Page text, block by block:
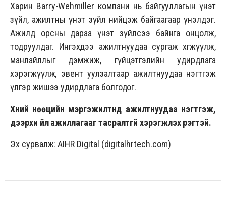
Харин Barry-Wehmiller компани нь байгууллагын үнэт
зүйл, ажилтны үнэт зүйл нийцэж байгаагаар үнэлдэг.
Ажилд орсны дараа үнэт зүйлсээ байнга онцолж,
тодруулдаг. Ингэхдээ ажилтнуудаа сургаж хөгжүүлж,
манлайллыг дэмжиж, гүйцэтгэлийн удирдлага
хэрэгжүүлж, эвент уулзалтаар ажилтнуудаа нэгтгэж
үлгэр жишээ удирдлага болгодог.
Хүний нөөцийн мэргэжилтнүүд ажилтнуудаа нэгтгэж,
дээрхи үйл ажиллагааг тасралтгүй хэрэгжүүлэх үүрэгтэй.
Эх сурвалж:AIHR Digital (digitalhrtech.com)